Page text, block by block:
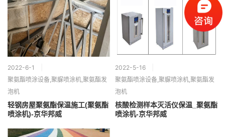
2022-6-1
聚氨酯喷涂设备,聚脲喷涂机,聚氨酯发
泡机
轻钢房屋聚氨酯保温施工(聚氨酯
喷涂机)-京华邦威
2022-5-16
聚氨酯喷涂设备,聚脲喷涂机,聚氨酯发
泡机
核酸检测样本灭活仪保温_聚氨酯
喷涂机-京华邦威